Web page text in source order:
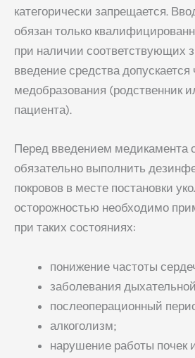
категорически запрещается.
обязан только
при наличии соответствующих
введение средства допускается
медобразования (родственник
пациента).
Перед введением медикамента
обязательно выполнить
покровов в месте постановки
осторожностью необходимо
при таких состояниях:
понижение частоты
заболевания
послеоперационный
алкоголизм;
нарушение работы почек